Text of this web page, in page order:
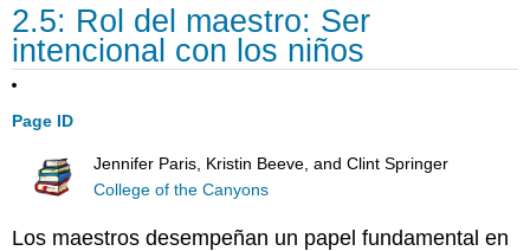
2.5: Rol del maestro: Ser
intencional con los niños
Page ID
Jennifer Paris, Kristin Beeve, and Clint Springer
College of the Canyons
Los maestros desempeñan un papel fundamental en